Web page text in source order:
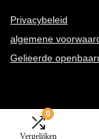
0
Vergelijken
Privacybeleid
algemene
Gelieerde
2022 ©